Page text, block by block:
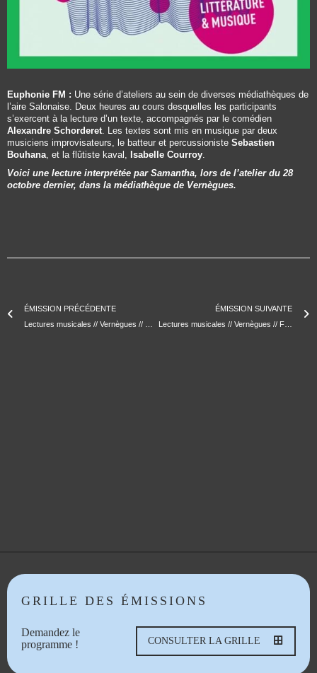
Euphonie FM : Une série d’ateliers au sein de diverses médiathèques de
l’aire Salonaise. Deux heures au cours desquelles les participants
s’exercent à la lecture d’un texte, accompagnés par le comédien
Alexandre Schorderet. Les textes sont mis en musique par deux
musiciens improvisateurs, le batteur et percussioniste Sebastien
Bouhana, et la flûtiste kaval, Isabelle Courroy.
Voici une lecture interprétée par Samantha, lors de l’atelier du 28
octobre dernier, dans la médiathèque de Vernègues.
ÉMISSION PRÉCÉDENTE
ÉMISSION SUIVANTE
Lectures musicales // Vernègues // Flavio lit une colonne des « Cancans du Story Boat »
GRILLE DES ÉMISSIONS
Demandez le
programme !
CONSULTER LA GRILLE